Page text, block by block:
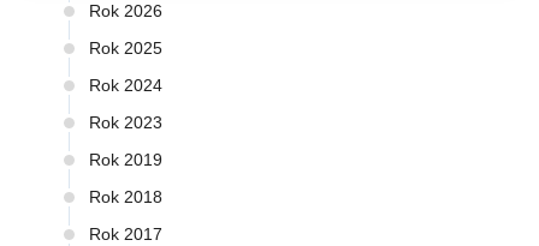
Rok 2026
Rok 2025
Rok 2024
Rok 2023
Rok 2019
Rok 2018
Rok 2017